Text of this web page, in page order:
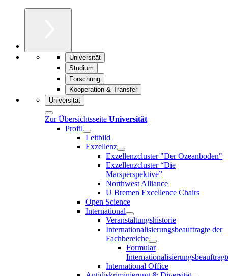
Universität
Studium
Forschung
Kooperation & Transfer
Universität
Zur Übersichtsseite Universität
Profil
Leitbild
Exzellenz
Exzellenzcluster "Der Ozeanboden"
Exzellenzcluster “Die
Marsperspektive”
Northwest Alliance
U Bremen Excellence Chairs
Open Science
International
Veranstaltungshistorie
Internationalisierungsbeauftragte der
Fachbereiche
Formular
International Office